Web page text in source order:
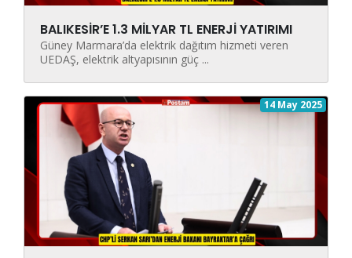
BALIKESİR’E 1.3 MİLYAR TL ENERJİ YATIRIMI
Güney Marmara’da elektrik dağıtım hizmeti veren
UEDAŞ, elektrik altyapısının güç ...
14 May 2025